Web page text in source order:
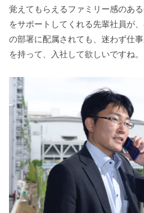
覚えてもらえるファミリー感のあ
をサポートしてくれる先輩社員が
の部署に配属されても、迷わず仕
を持って、入社して欲しいですね。